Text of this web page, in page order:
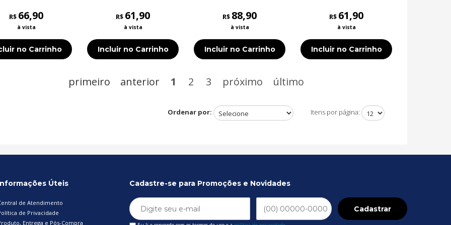
R$ 66,90
à vista
no Carrinho
R$ 61,90
à vista
Incluir no Carrinho
R$ 88,90
à vista
Incluir no Carrinho
R$ 61,90
à vista
Incluir no Carrinho
primeiro anterior 1 2 3 próximo último
Ordenar por: Itens por página:
Úteis
de Atendimento
de Privacidade
Entrega e Pós-Compra
Cadastre-se para Promoções e Novidades
Cadastrar